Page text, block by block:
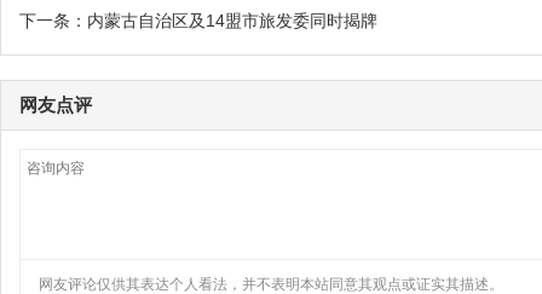
下一条： 内蒙古自治区及14盟市旅发委同时揭牌